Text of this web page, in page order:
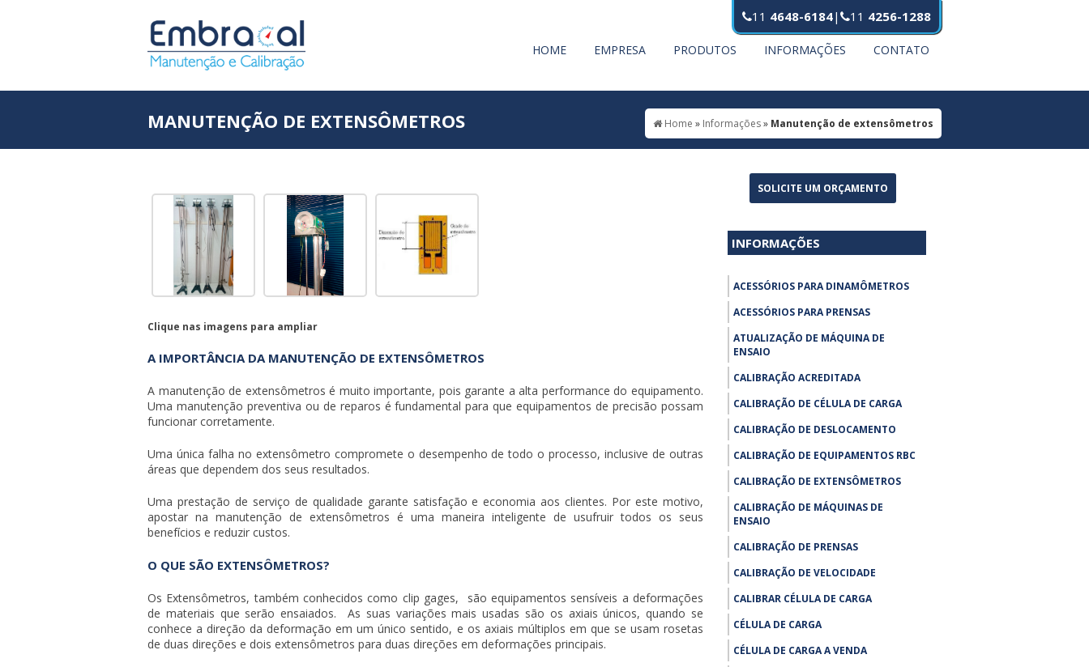
| 11 4256-1288
11 4648-6184
HOME EMPRESA PRODUTOS INFORMAÇÕES CONTATO
Home » Informações» Manutenção de extensômetros
MANUTENÇÃO DE EXTENSÔMETROS
Clique nas imagens para ampliar
A IMPORTÂNCIA DA MANUTENÇÃO DE EXTENSÔMETROS
A manutenção de extensômetros é muito importante, pois garante a alta performance do equipamento.
Uma manutenção preventiva ou de reparos é fundamental para que equipamentos de precisão possam
funcionar corretamente.
Uma única falha no extensômetro compromete o desempenho de todo o processo, inclusive de outras
áreas que dependem dos seus resultados.
Uma prestação de serviço de qualidade garante satisfação e economia aos clientes. Por este motivo,
apostar na manutenção de extensômetros é uma maneira inteligente de usufruir todos os seus
benefícios e reduzir custos.
O QUE SÃO EXTENSÔMETROS?
Os Extensômetros, também conhecidos como clip gages, são equipamentos sensíveis a deformações
de materiais que serão ensaiados. As suas variações mais usadas são os axiais únicos, quando se
conhece a direção da deformação em um único sentido, e os axiais múltiplos em que se usam rosetas
de duas direções e dois extensômetros para duas direções em deformações principais.
SOLICITE UM ORÇAMENTO
INFORMAÇÕES
ACESSÓRIOS PARA DINAMÔMETROS
ACESSÓRIOS PARA PRENSAS
ATUALIZAÇÃO DE MÁQUINA DE
ENSAIO
CALIBRAÇÃO ACREDITADA
CALIBRAÇÃO DE CÉLULA DE CARGA
CALIBRAÇÃO DE DESLOCAMENTO
CALIBRAÇÃO DE EQUIPAMENTOS RBC
CALIBRAÇÃO DE EXTENSÔMETROS
CALIBRAÇÃO DE MÁQUINAS DE
ENSAIO
CALIBRAÇÃO DE PRENSAS
CALIBRAÇÃO DE VELOCIDADE
CALIBRAR CÉLULA DE CARGA
CÉLULA DE CARGA
CÉLULA DE CARGA A VENDA